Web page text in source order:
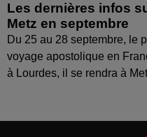
Les dernières infos
Metz en septembre
Du 25 au 28 septembre, le
voyage apostolique en
à Lourdes, il se rendra à